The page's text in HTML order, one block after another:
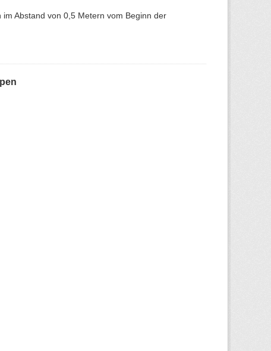
Abstand von 0,5 Metern vom Beginn der